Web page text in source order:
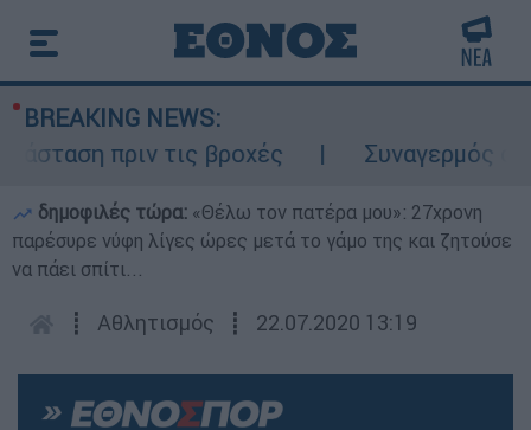
BREAKING NEWS:
πριν τις βροχές
Συναγερμός
δημοφιλές τώρα: «Θέλω τον πατέρα μου»: 27χρονη
παρέσυρε νύφη λίγες ώρες μετά το γάμο της και ζητούσε
να πάει σπίτι...
┋ Αθλητισμός ┋ 22.07.2020 13:19